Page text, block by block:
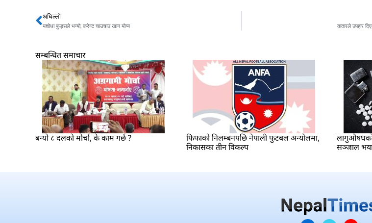
Prev
अघिल्लो
यशोधा फुड्सले भन्यो, करेन्ट चाउचाउ खान योग्य कतारले उपहार
सम्बन्धित समाचार
बन्यो ८ दलको मोर्चा, के काम गर्छ ?
फिफाको निलम्बनपछि नेपाली फुटबल अन्योलमा,
निकासका तीन विकल्प
सञ्जाल